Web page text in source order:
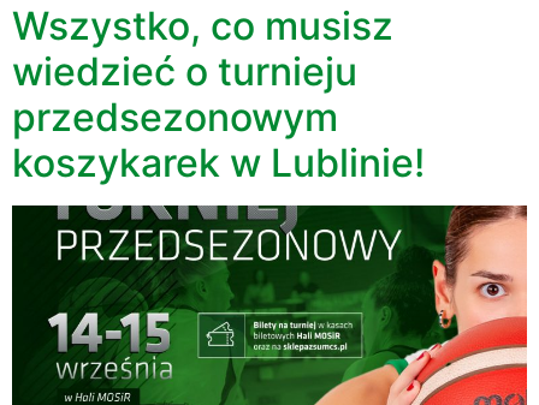
Wszystko, co musisz
wiedzieć o turnieju
przedsezonowym
koszykarek w Lublinie!